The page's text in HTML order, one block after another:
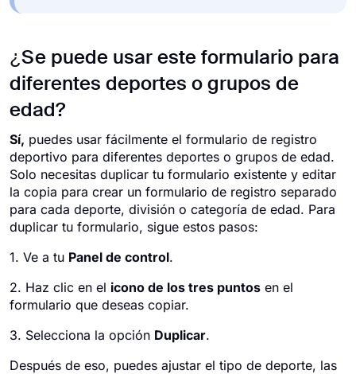
¿Se puede usar este formulario para
diferentes deportes o grupos de
edad?
Sí, puedes usar fácilmente el formulario de registro
deportivo para diferentes deportes o grupos de edad.
Solo necesitas duplicar tu formulario existente y editar
la copia para crear un formulario de registro separado
para cada deporte, división o categoría de edad. Para
duplicar tu formulario, sigue estos pasos:
1. Ve a tu Panel de control.
2. Haz clic en el icono de los tres puntos en el
formulario que deseas copiar.
3. Selecciona la opción Duplicar.
Después de eso, puedes ajustar el tipo de deporte, las